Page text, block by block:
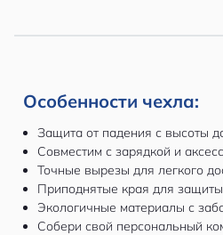
Особенности чехла:
Защита от падения с высоты
Совместим с зарядкой и
Точные вырезы для легкого
Приподнятые края для
Экологичные материалы с
Собери свой персональный